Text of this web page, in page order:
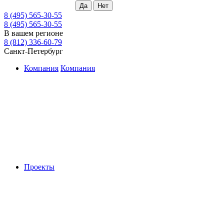
8 (495) 565-30-55
8 (495) 565-30-55
В вашем регионе
8 (812) 336-60-79
Санкт-Петербург
Компания Компания
Проекты